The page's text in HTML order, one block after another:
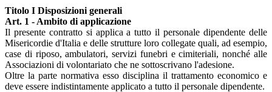
Titolo I Disposizioni generali
Art. 1 - Ambito di applicazione
Il presente contratto si applica a tutto il personale dipendente delle
Misericordie d'Italia e delle strutture loro collegate quali, ad esempio,
case di riposo, ambulatori, servizi funebri e cimiteriali, nonché alle
Associazioni di volontariato che ne sottoscrivano l'adesione.
Oltre la parte normativa esso disciplina il trattamento economico e
deve essere indistintamente applicato a tutto il personale dipendente.